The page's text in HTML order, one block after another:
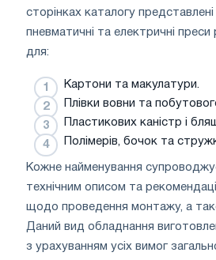
сторінках каталогу представлені
пневматичні та електричні преси
для:
Картони та макулатури.
Плівки вовни та
Пластикових каністр і
Полімерів, бочок та
Кожне найменування
технічним описом та
щодо проведення монтажу, а
Даний вид обладнання
з урахуванням усіх вимог